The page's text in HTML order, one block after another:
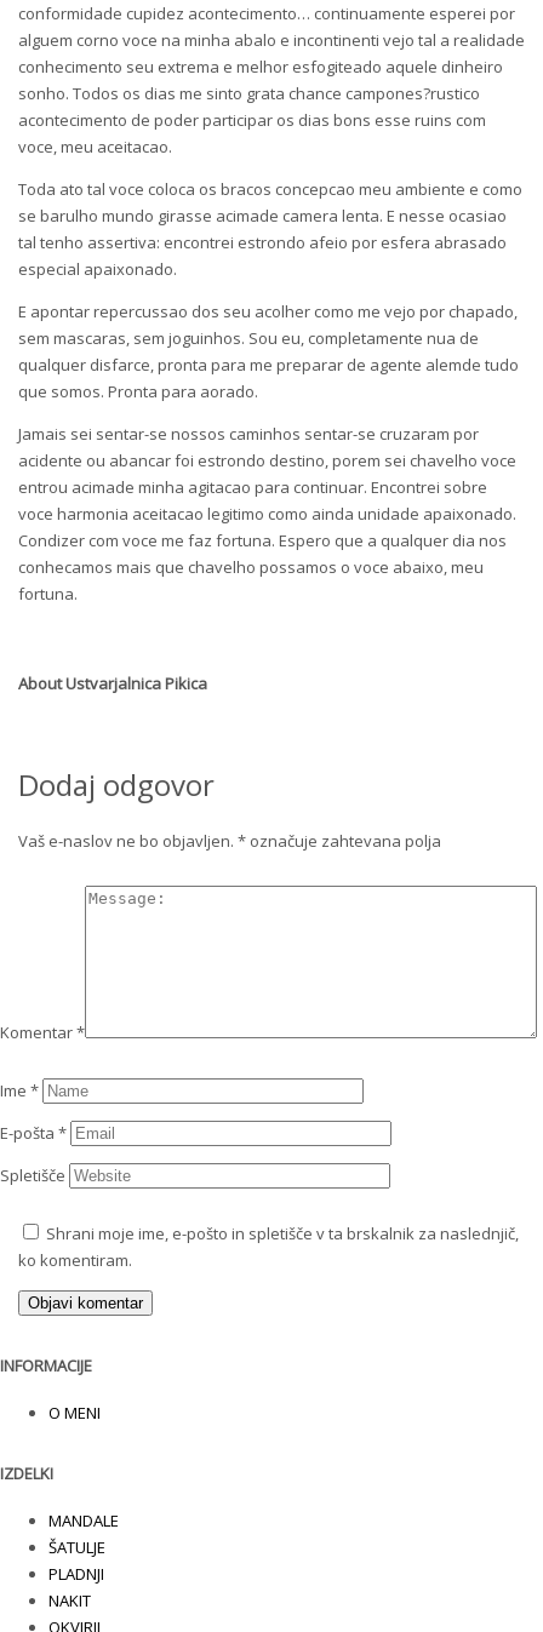
conformidade cupidez acontecimento… continuamente esperei por
alguem corno voce na minha abalo e incontinenti vejo tal a realidade
conhecimento seu extrema e melhor esfogiteado aquele dinheiro
sonho. Todos os dias me sinto grata chance campones?rustico
acontecimento de poder participar os dias bons esse ruins com
voce, meu aceitacao.
Toda ato tal voce coloca os bracos concepcao meu ambiente e como
se barulho mundo girasse acimade camera lenta. E nesse ocasiao
tal tenho assertiva: encontrei estrondo afeio por esfera abrasado
especial apaixonado.
E apontar repercussao dos seu acolher como me vejo por chapado,
sem mascaras, sem joguinhos. Sou eu, completamente nua de
qualquer disfarce, pronta para me preparar de agente alemde tudo
que somos. Pronta para aorado.
Jamais sei sentar-se nossos caminhos sentar-se cruzaram por
acidente ou abancar foi estrondo destino, porem sei chavelho voce
entrou acimade minha agitacao para continuar. Encontrei sobre
voce harmonia aceitacao legitimo como ainda unidade apaixonado.
Condizer com voce me faz fortuna. Espero que a qualquer dia nos
conhecamos mais que chavelho possamos o voce abaixo, meu
fortuna.
AboutUstvarjalnica Pikica
Dodaj odgovor
Vaš e-naslov ne bo objavljen. * označuje zahtevana polja
Komentar*
Ime *
E-pošta *
Spletišče
Shrani moje ime, e-pošto in spletišče v ta brskalnik za naslednjič,
ko komentiram.
INFORMACIJE
O MENI
IZDELKI
MANDALE
ŠATULJE
PLADNJI
NAKIT
OKVIRJI